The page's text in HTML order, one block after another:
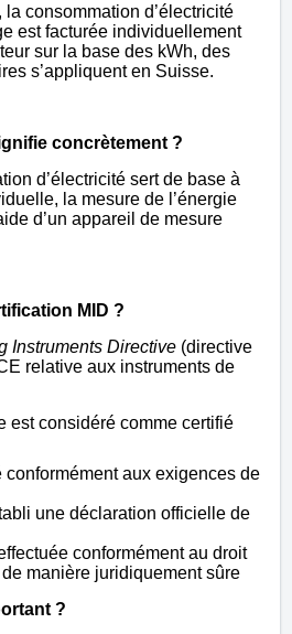
consommation d’électricité
est facturée individuellement
sur la base des kWh, des
s’appliquent en Suisse.
concrètement ?
d’électricité sert de base à
la mesure de l’énergie
d’un appareil de mesure
MID ?
Instruments Directive (directive
relative aux instruments de
est considéré comme certifié
conformément aux exigences de
une déclaration officielle de
conformément au droit
manière juridiquement sûre
?